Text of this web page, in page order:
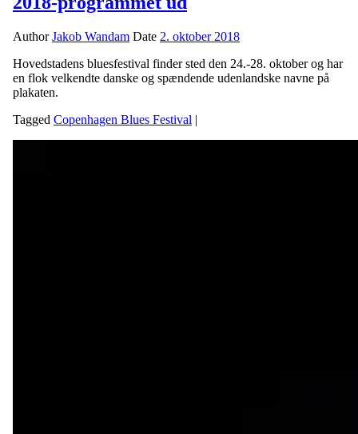
AuthorJakob Wandam Date 2. oktober 2018
Hovedstadens bluesfestival finder sted den 24.-28. oktober og har
en flok velkendte danske og spændende udenlandske navne på
plakaten.
Tagged Copenhagen Blues Festival |